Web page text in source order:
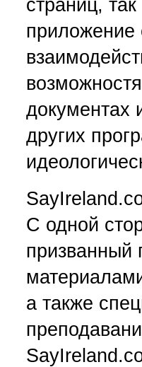
страниц,
приложение
документах
других
С одной
призванный
а также